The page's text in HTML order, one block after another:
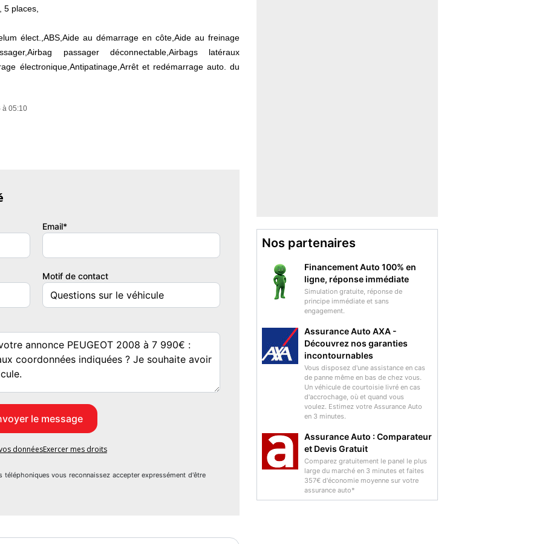
5 places,
élect.,ABS,Aide au démarrage en côte,Aide au freinage
passager déconnectable,Airbags latéraux
électronique,Antipatinage,Arrêt et redémarrage auto. du
de toit,Boite à gants fermée,Boucliers AV et AR
de sous-gonflage,Direction électrique assistance
multifonction couleur,Ecran tactile,ESP,Essuie-glace
position à LED,Filtre à Pollen,JA 17" Eridan gris mat & Grip
mains-libres Bluetooth,Lunette et vitres arrière
à 05:10
Email*
Motif de contact
donnéesExercer mes droits
vous reconnaissez accepter expressément d'être
Nos partenaires
Financement Auto 100% en
ligne, réponse immédiate
Simulation gratuite, réponse de
principe immédiate et sans
engagement.
Assurance Auto AXA -
Découvrez nos garanties
incontournables
Vous disposez d'une assistance en cas
de panne même en bas de chez vous.
Un véhicule de courtoisie livré en cas
d'accrochage, où et quand vous
voulez. Estimez votre Assurance Auto
en 3 minutes.
Assurance Auto : Comparateur
et Devis Gratuit
Comparez gratuitement le panel le plus
large du marché en 3 minutes et faites
357€ d'économie moyenne sur votre
assurance auto*